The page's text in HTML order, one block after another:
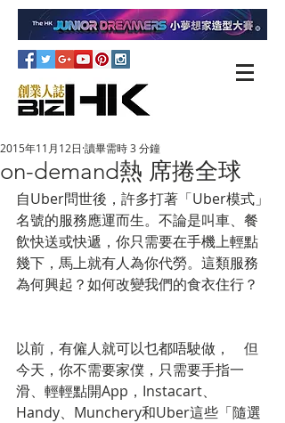
on-demand熱 席捲全球
2015年11月12日 讀畢需時 3 分鐘
自Uber問世後，許多打著「Uber模式」
名號的服務應運而生。不論是叫車、餐
飲快送或快遞，你只需要在手機上輕點
幾下，馬上就有人為你代勞。這類服務
為何興起？如何改變我們的食衣住行？
以前，有僱人就可以乜都唔駛做，　但
今天，你不需要家僕，只需要手指一
滑、輕輕點開App，Instacart、
Handy、Munchery和Uber這些「隨選